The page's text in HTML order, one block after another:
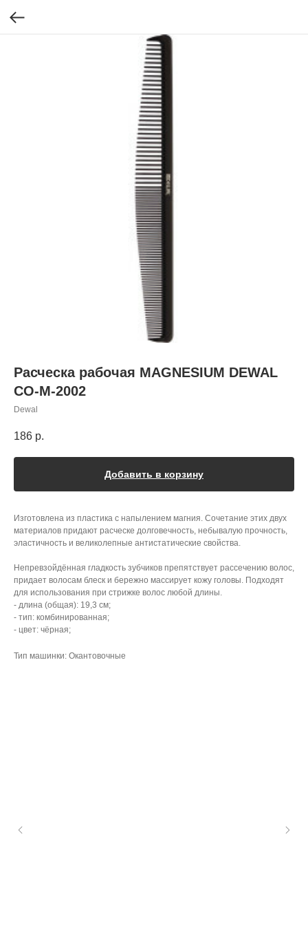
Расческа рабочая MAGNESIUM DEWAL
CO-M-2002
Dewal
186 р.
Добавить в корзину
Изготовлена из пластика с напылением магния. Сочетание этих двух
материалов придают расческе долговечность, небывалую прочность,
эластичность и великолепные антистатические свойства.
Непревзойдённая гладкость зубчиков препятствует рассечению волос,
придает волосам блеск и бережно массирует кожу головы. Подходят
для использования при стрижке волос любой длины.
- длина (общая): 19,3 см;
- тип: комбинированная;
- цвет: чёрная;
Тип машинки: Окантовочные